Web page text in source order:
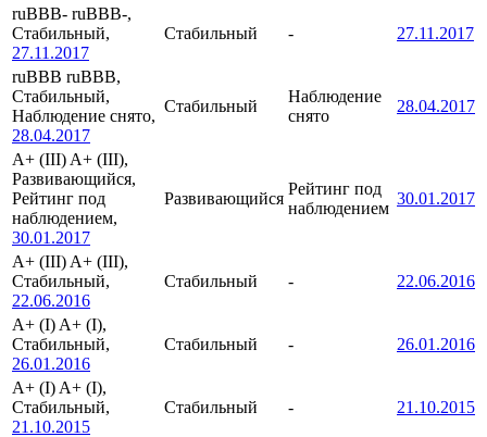
ruBBB- ruBBB-,
Стабильный,
27.11.2017
Стабильный - 27.11.2017
ruBBB ruBBB,
Стабильный,
Наблюдение снято,
28.04.2017
Стабильный
Наблюдение
снято
28.04.2017
A+ (III) A+ (III),
Развивающийся,
Рейтинг под
наблюдением,
30.01.2017
Развивающийся
Рейтинг под
наблюдением
30.01.2017
A+ (III) A+ (III),
Стабильный,
22.06.2016
Стабильный - 22.06.2016
A+ (I) A+ (I),
Стабильный,
26.01.2016
Стабильный - 26.01.2016
A+ (I) A+ (I),
Стабильный,
21.10.2015
Стабильный - 21.10.2015